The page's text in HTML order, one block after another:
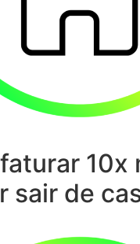
10x
sair de